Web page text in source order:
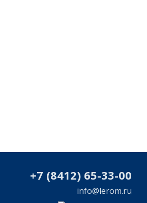
+7 (8412) 65-33-00
info@lerom.ru